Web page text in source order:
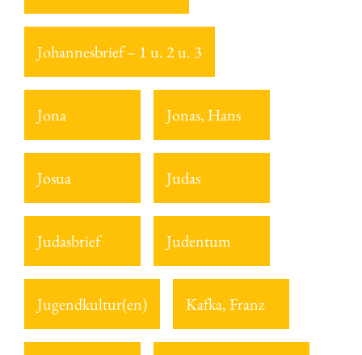
Johannesbrief – 1 u. 2 u. 3
Jona Jonas, Hans
Josua Judas
Judasbrief Judentum
Jugendkultur(en) Kafka, Franz